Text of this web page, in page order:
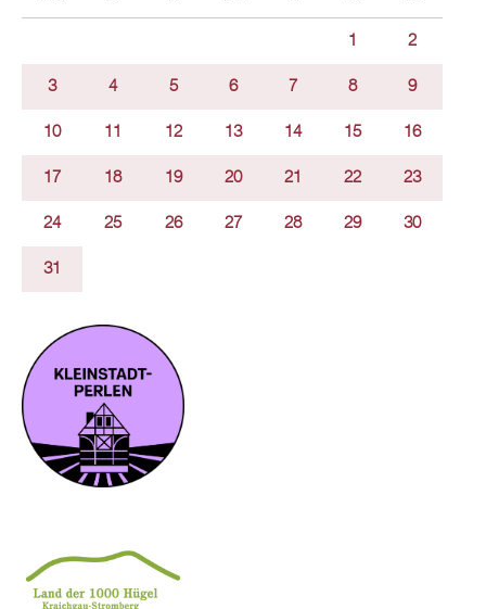
1 2
3 4 5 6 7 8 9
10 11 12 13 14 15 16
17 18 19 20 21 22 23
24 25 26 27 28 29 30
31